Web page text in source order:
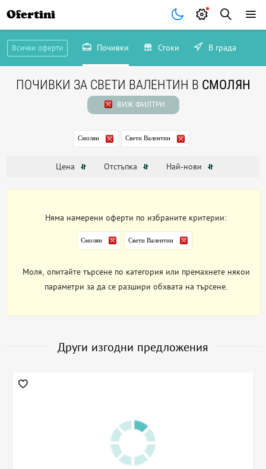
Ofertini
Всички оферти Почивки Стоки В града
ПОЧИВКИ ЗА СВЕТИ ВАЛЕНТИН В СМОЛЯН
ВИЖ ФИЛТРИ
Смолян Свети Валентин
Цена Отстъпка Най-нови
Няма намерени оферти по избраните критерии:
Смолян Свети Валентин
Моля, опитайте търсене по категория или премахнете някои
параметри за да се разшири обхвата на търсене.
Други изгодни предложения